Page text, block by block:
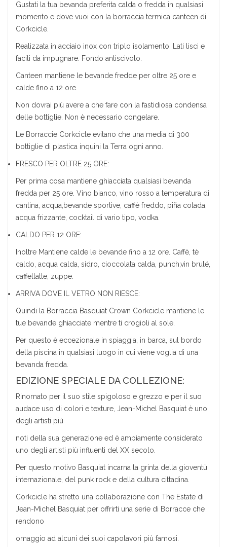
Gustati la tua bevanda preferita calda o fredda in qualsiasi
momento e dove vuoi con la borraccia termica canteen di
Corkcicle.
Realizzata in acciaio inox con triplo isolamento. Lati lisci e
facili da impugnare. Fondo antiscivolo.
Canteen mantiene le bevande fredde per oltre 25 ore e
calde fino a 12 ore.
Non dovrai più avere a che fare con la fastidiosa condensa
delle bottiglie. Non è necessario congelare.
Le Borraccie Corkcicle evitano che una media di 300
bottiglie di plastica inquini la Terra ogni anno.
FRESCO PER OLTRE 25 ORE:
Per prima cosa mantiene ghiacciata qualsiasi bevanda
fredda per 25 ore. Vino bianco, vino rosso a temperatura di
cantina, acqua,bevande sportive, caffè freddo, piña colada,
acqua frizzante, cocktail di vario tipo, vodka.
CALDO PER 12 ORE:
Inoltre Mantiene calde le bevande fino a 12 ore. Caffè, tè
caldo, acqua calda, sidro, cioccolata calda, punch,vin brulé,
caffellatte, zuppe.
ARRIVA DOVE IL VETRO NON RIESCE:
Quindi la Borraccia Basquiat Crown Corkcicle mantiene le
tue bevande ghiacciate mentre ti crogioli al sole.
Per questo è eccezionale in spiaggia, in barca, sul bordo
della piscina in qualsiasi luogo in cui viene voglia di una
bevanda fredda.
EDIZIONE SPECIALE DA COLLEZIONE:
Rinomato per il suo stile spigoloso e grezzo e per il suo
audace uso di colori e texture, Jean-Michel Basquiat è uno
degli artisti più
noti della sua generazione ed è ampiamente considerato
uno degli artisti più influenti del XX secolo.
Per questo motivo Basquiat incarna la grinta della gioventù
internazionale, del punk rock e della cultura cittadina.
Corkcicle ha stretto una collaborazione con The Estate di
Jean-Michel Basquiat per offrirti una serie di Borracce che
rendono
omaggio ad alcuni dei suoi capolavori più famosi.